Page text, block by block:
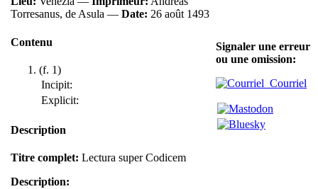
Torresanus, de Asula — Date: 26 août 1493
Contenu
(f. 1)
Incipit:
Explicit:
Description
Titre complet: Lectura super Codicem
Description:
Signaler une erreur
ou une omission:
Courriel